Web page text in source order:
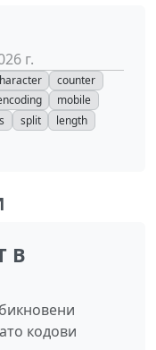
г.
counter
mobile
split
length
В
кодови